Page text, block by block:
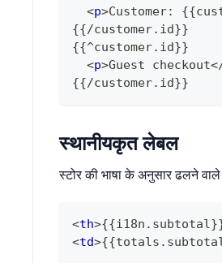
<p>Customer:
{{/customer.id}}
{{^customer.id}}
<p>Guest checkout
{{/customer.id}}
स्थानीयकृत लेबल
स्टोर की भाषा के अनुसार ढलने
<th>
<td>